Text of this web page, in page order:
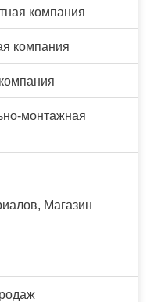
компания
компания
монтажная
Магазин